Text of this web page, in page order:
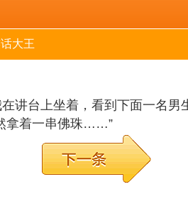
大王
讲台上坐着，看到下面一名
拿着一串佛珠……”